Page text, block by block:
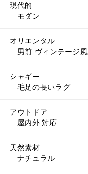
現代的
モダン
オリエンタル
男前 ヴィンテージ風
シャギー
毛足の長いラグ
アウトドア
屋内外 対応
天然素材
ナチュラル